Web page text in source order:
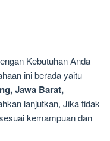
Kebutuhan Anda
ini berada yaitu
Jawa Barat,
lanjutkan, Jika tidak
kemampuan dan